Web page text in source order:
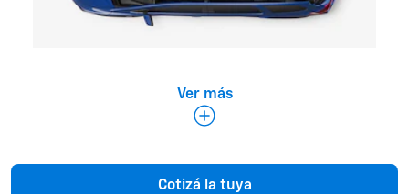
Ver más
Cotizá la tuya